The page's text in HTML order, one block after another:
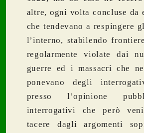
altre, ogni volta concluse da
che tendevano a respingere
l’interno, stabilendo
regolarmente violate dai
guerre ed i massacri che
ponevano degli
presso l’opinione
interrogativi che però
tacere dagli argomenti